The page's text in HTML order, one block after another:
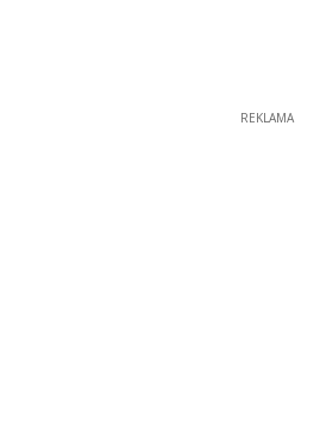
REKLAMA